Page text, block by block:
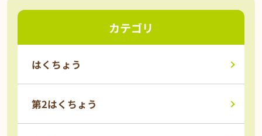
カテゴリ
はくちょう
第2はくちょう